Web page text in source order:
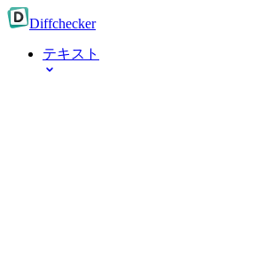
Diffchecker
テキスト